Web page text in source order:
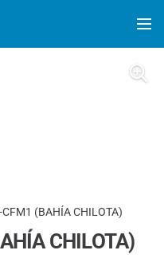
CFM1 (BAHÍA CHILOTA)
CHILOTA)